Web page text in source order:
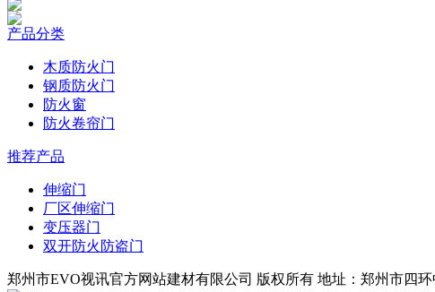
产品分类
木质防火门
钢质防火门
防火窗
防火卷帘门
推荐产品
伸缩门
厂区伸缩门
变压器门
双开防火防盗门
郑州市EVO视讯官方网站建材有限公司 版权所有 地址：郑州市四